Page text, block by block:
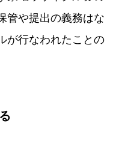
管や提出の義務はな
が行なわれたことの